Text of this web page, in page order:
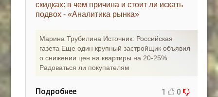
скидках: в чем причина и стоит ли искать
подвох - «Аналитика рынка»
Марина Трубилина Источник: Российская
газета Еще один крупный застройщик объявил
о снижении цен на квартиры на 20-25%.
Радоваться ли покупателям
Подробнее 1 0